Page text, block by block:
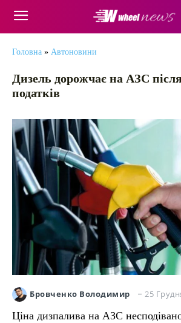
Головна » Автоновини
Дизель дорожчає на АЗС
податків
Бровченко Володимир 25
Ціна дизпалива на АЗС